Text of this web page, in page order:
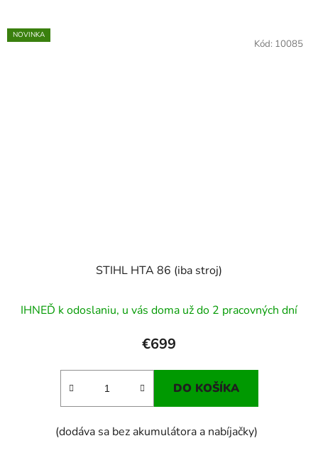
NOVINKA
STIHL HTA 86 (iba stroj)
IHNEĎ k odoslaniu, u vás doma už do 2 pracovných dní
€699
DO KOŠÍKA
(dodáva sa bez akumulátora a nabíjačky)
Kód: 10085